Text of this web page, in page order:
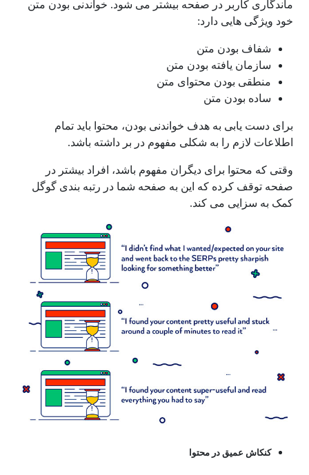
ماندگاری کاربر در صفحه بیشتر می شود. خواندنی بودن متن
خود ویژگی هایی دارد:
شفاف بودن متن
سازمان یافته بودن متن
منطقی بودن محتوای متن
ساده بودن متن
برای دست یابی به هدف خواندنی بودن، محتوا باید تمام
اطلاعات لازم را به شکلی مفهوم در بر داشته باشد.
وقتی که محتوا برای دیگران مفهوم باشد، افراد بیشتر در
صفحه توقف کرده که این به صفحه شما در رتبه بندی گوگل
کمک به سزایی می کند.
کنکاش عمیق در محتوا